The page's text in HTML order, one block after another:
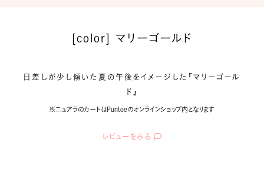
[color] マリーゴールド
日差しが少し傾いた夏の午後をイメージした『マリーゴール
ド』
※ニュアラのカートはPuntoeのオンラインショップ内となります
レビューをみる